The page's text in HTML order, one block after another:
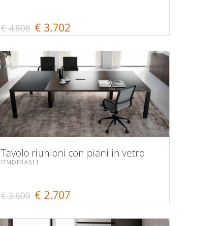
€ 4.808 € 3.702
Tavolo riunioni con piani in vetro
ITMDFRAS11
€ 3.609 € 2.707